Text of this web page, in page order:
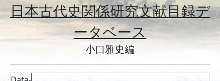
日本古代史関係研究文献目録デ
ータベース
小口雅史編